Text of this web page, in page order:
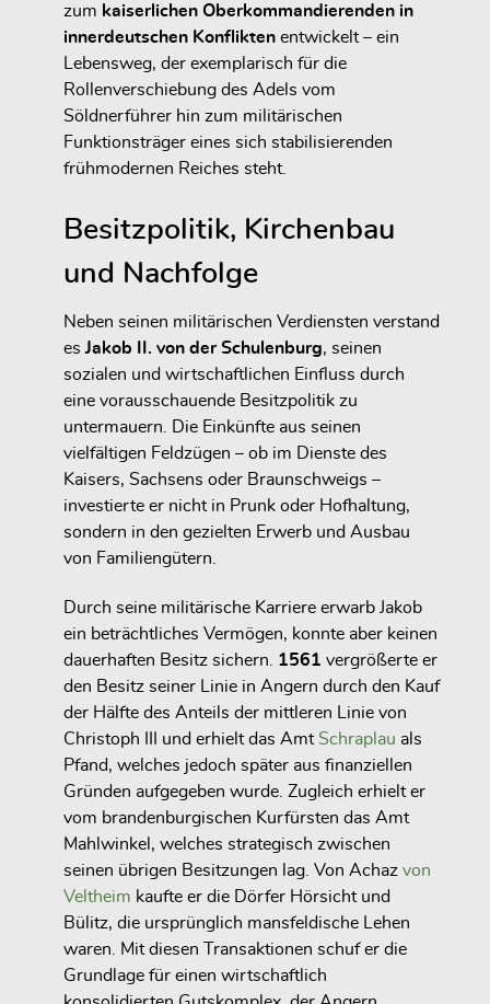
zum kaiserlichen Oberkommandierenden in
innerdeutschen Konflikten entwickelt – ein
Lebensweg, der exemplarisch für die
Rollenverschiebung des Adels vom
Söldnerführer hin zum militärischen
Funktionsträger eines sich stabilisierenden
frühmodernen Reiches steht.
Besitzpolitik, Kirchenbau
und Nachfolge
Neben seinen militärischen Verdiensten verstand
es Jakob II. von der Schulenburg, seinen
sozialen und wirtschaftlichen Einfluss durch
eine vorausschauende Besitzpolitik zu
untermauern. Die Einkünfte aus seinen
vielfältigen Feldzügen – ob im Dienste des
Kaisers, Sachsens oder Braunschweigs –
investierte er nicht in Prunk oder Hofhaltung,
sondern in den gezielten Erwerb und Ausbau
von Familiengütern
Durch seine militärische Karriere erwarb Jakob
ein beträchtliches Vermögen, konnte aber keinen
dauerhaften Besitz sichern. 1561 vergrößerte er
den Besitz seiner Linie in Angern durch den Kauf
der Hälfte des Anteils der mittleren Linie von
Christoph III und erhielt das AmtSchraplau als
Pfand, welches jedoch später aus finanziellen
Gründen aufgegeben wurde. Zugleich erhielt er
vom brandenburgischen Kurfürsten das Amt
Mahlwinkel , welches strategisch zwischen
seinen übrigen Besitzungen lag. Von Achaz von
Veltheim kaufte er die Dörfer Hörsicht und
Bülitz, die ursprünglich mansfeldische Lehen
waren. Mit diesen Transaktionen schuf er die
Grundlage für einen wirtschaftlich